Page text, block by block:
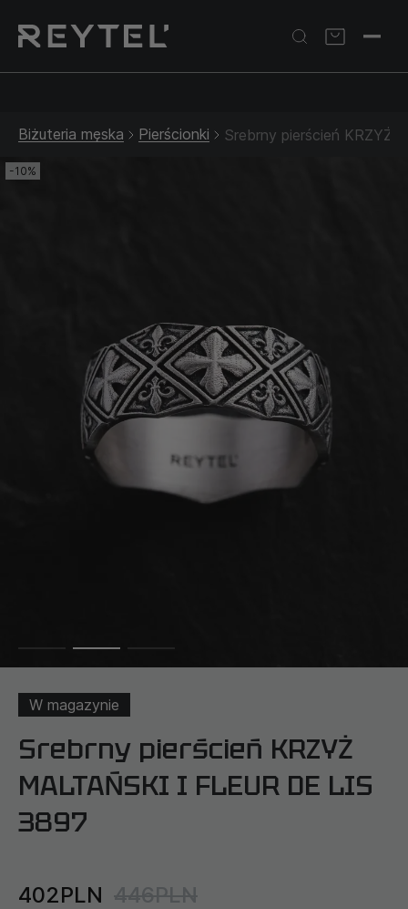
Złota biżuteria: –30% | Do 31.08
Biżuteria męska Pierścionki Srebrny pierścień KRZYŻ
-10%
W magazynie
Srebrny pierścień KRZYŻ
MALTAŃSKI I FLEUR DE LIS
3897
402PLN 446PLN